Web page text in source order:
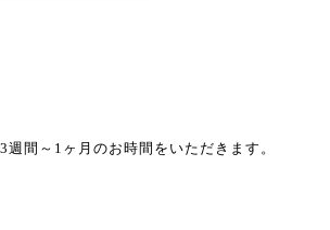
間～1ヶ月のお時間をいただきます。